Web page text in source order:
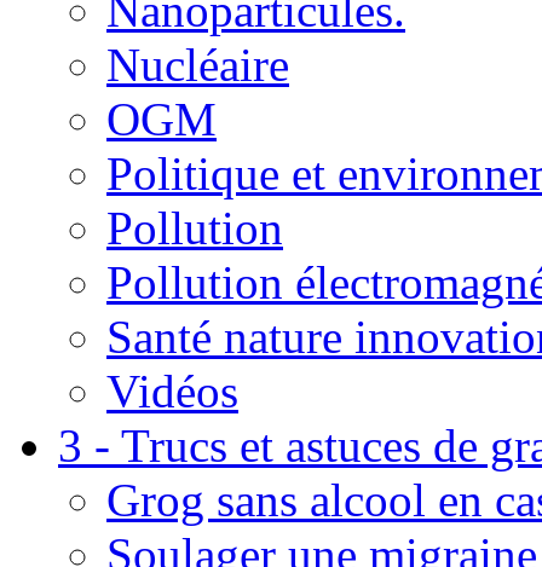
Nucléaire
OGM
Politique et
Pollution
Pollution
Santé nature
Vidéos
3 - Trucs et astuces de
Grog sans alcool en
Soulager une migraine